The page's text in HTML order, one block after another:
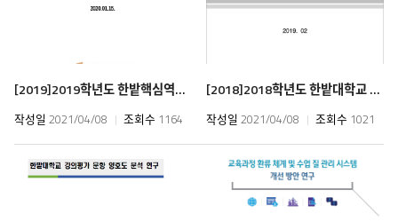
[2019]2019학년도 한밭핵심역량진화지수 개발
작성일 2021/04/08 조회수 1164
[2018]2018학년도 한밭대학교 핵심역량 진단도구 개선을 위한 기초연구
작성일 2021/04/08 조회수 1021